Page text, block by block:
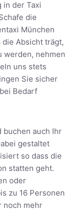
in der Taxi
die
München
die Absicht trägt,
werden, nehmen
uns stets
Sie sicher
Bedarf
buchen auch Ihr
gestaltet
so dass die
statten geht.
oder
zu 16 Personen
noch mehr